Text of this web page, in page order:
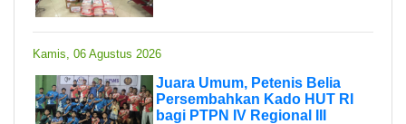
Kamis, 06 Agustus 2026
Juara Umum, Petenis Belia
Persembahkan Kado HUT RI
bagi PTPN IV Regional III